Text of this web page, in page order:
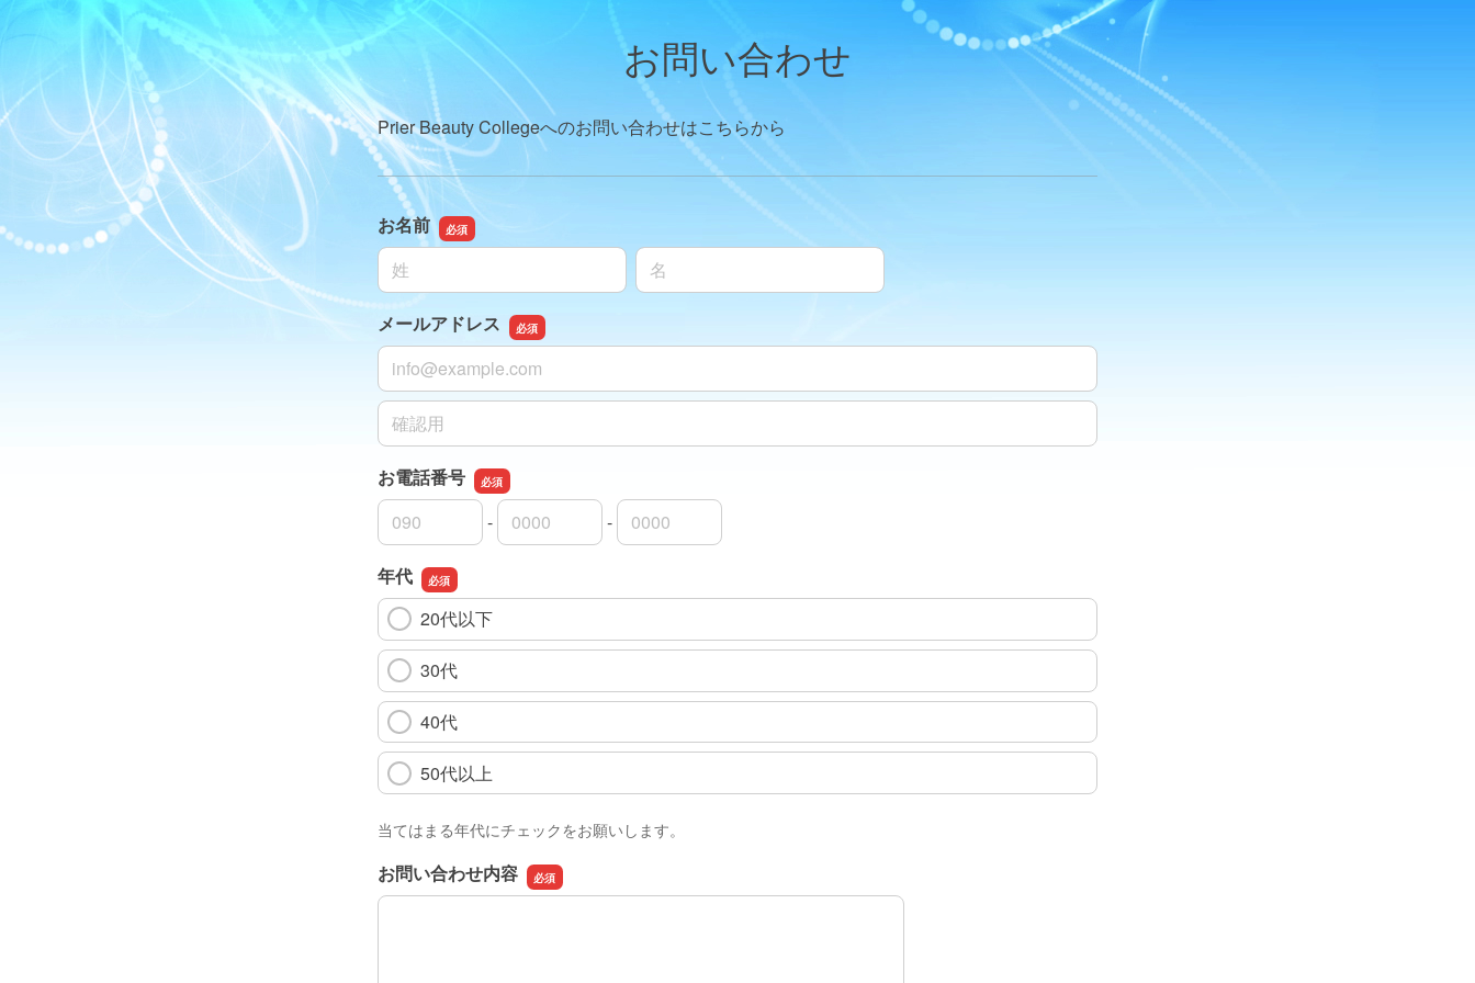
お問い合わせ
Prier Beauty Collegeへのお問い合わせはこちらから
お名前
名前の姓
名前の名
メールアドレス
メールアドレス
メールアドレスの確認用
お電話番号
お電話番号の市外局番
-
お電話番号の市内局番 -
お電話番号の加入者番号
年代
20代以下
30代
40代
50代以上
当てはまる年代にチェックをお願いします。
お問い合わせ内容
お問い合わせ内容